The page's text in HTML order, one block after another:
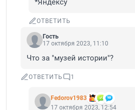
*Яндексу
ОТВЕТИТЬ
Гость
17 октября 2023, 11:10
Что за "музей истории"?
ОТВЕТИТЬ 1
Fedorov1983
17 октября 2023, 12:54